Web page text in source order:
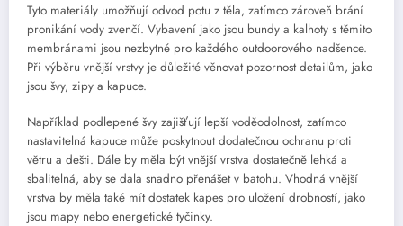
Tyto materiály umožňují odvod potu z těla, zatímco zároveň brání
pronikání vody zvenčí. Vybavení jako jsou bundy a kalhoty s těmito
membránami jsou nezbytné pro každého outdoorového nadšence.
Při výběru vnější vrstvy je důležité věnovat pozornost detailům, jako
jsou švy, zipy a kapuce.
Například podlepené švy zajišťují lepší voděodolnost, zatímco
nastavitelná kapuce může poskytnout dodatečnou ochranu proti
větru a dešti. Dále by měla být vnější vrstva dostatečně lehká a
sbalitelná, aby se dala snadno přenášet v batohu. Vhodná vnější
vrstva by měla také mít dostatek kapes pro uložení drobností, jako
jsou mapy nebo energetické tyčinky.